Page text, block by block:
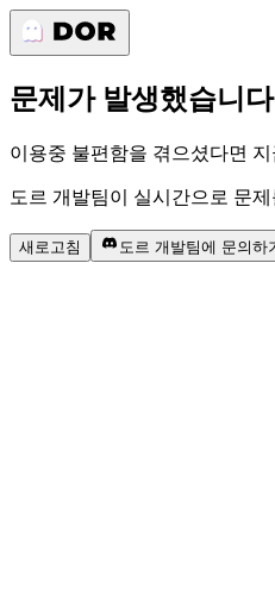
문제가 발생했습니
이용중 불편함을 겪으셨다면
도르 개발팀이 실시간으로 문
새로고침 도르 개발팀에 문의하